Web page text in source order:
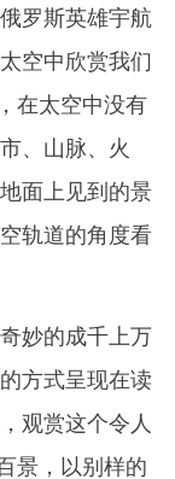
罗斯英雄宇航
空中欣赏我们
在太空中没有
、山脉、火
面上见到的景
轨道的角度看
妙的成千上万
方式呈现在读
观赏这个令人
景，以别样的